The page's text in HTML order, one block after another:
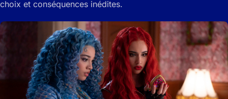
choix et conséquences inédites.